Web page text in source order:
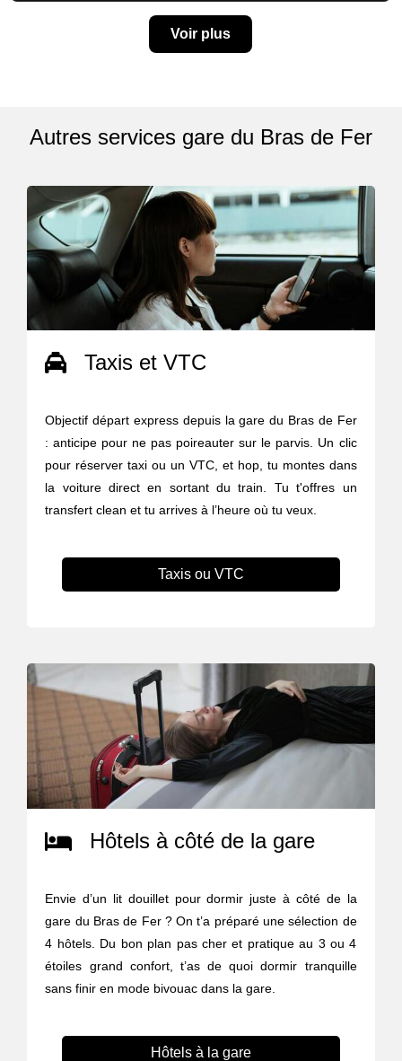
Voir plus
Autres services gare du Bras de Fer
Taxis et VTC
Objectif départ express depuis la gare du Bras de Fer
: anticipe pour ne pas poireauter sur le parvis. Un clic
pour réserver taxi ou un VTC, et hop, tu montes dans
la voiture direct en sortant du train. Tu t'offres un
transfert clean et tu arrives à l’heure où tu veux.
Taxis ou VTC
Hôtels à côté de la gare
Envie d’un lit douillet pour dormir juste à côté de la
gare du Bras de Fer ? On t’a préparé une sélection de
4 hôtels. Du bon plan pas cher et pratique au 3 ou 4
étoiles grand confort, t’as de quoi dormir tranquille
sans finir en mode bivouac dans la gare.
Hôtels à la gare